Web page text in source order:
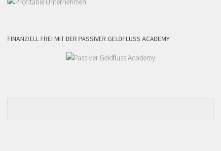
FINANZIELL FREI MIT DER PASSIVER GELDFLUSS ACADEMY